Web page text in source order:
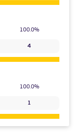
100.0%
4
100.0%
1